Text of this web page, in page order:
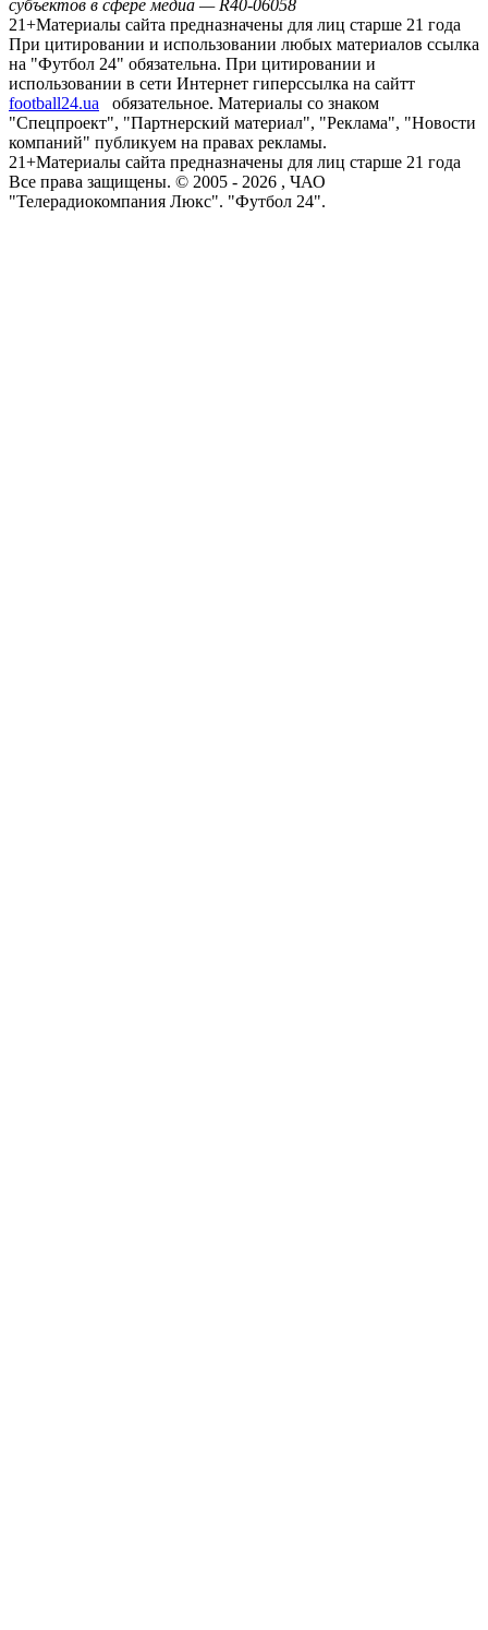
субъектов в сфере медиа — R40-06058
21+Материалы сайта предназначены для лиц старше 21 года
При цитировании и использовании любых материалов ссылка
на "Футбол 24" обязательна. При цитировании и
использовании в сети Интернет гиперссылка на сайтт
football24.ua
обязательное. Материалы со знаком
"Спецпроект", "Партнерский материал", "Реклама", "Новости
компаний" публикуем на правах рекламы.
21+Материалы сайта предназначены для лиц старше 21 года
Все права защищены. © 2005 - 2026 , ЧАО
"Телерадиокомпания Люкс". "Футбол 24".